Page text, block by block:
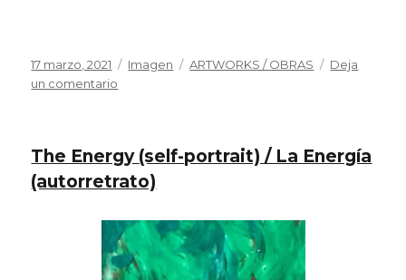
Publicado
el
17 marzo, 2021 Formato
Imagen Categorías
ARTWORKS / OBRAS
Deja
un comentario
portrait)
/
de
la
ceguera
The Energy (self-portrait) / La Energía
(autorretrato)